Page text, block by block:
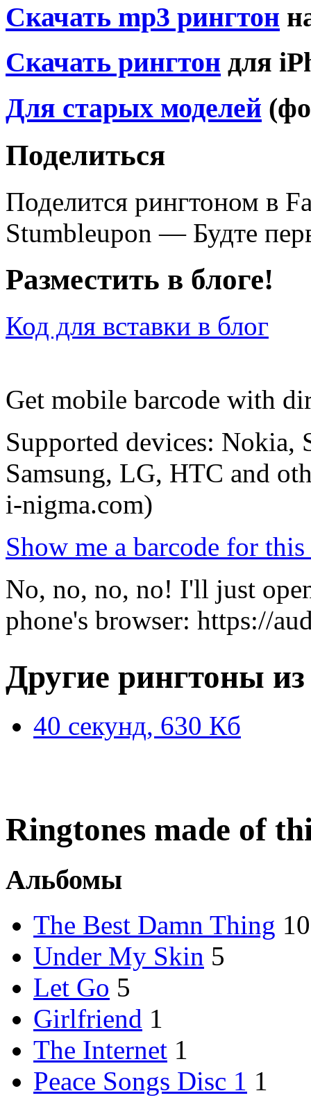
Скачать mp3 рингтон
Скачать рингтон для
Для старых моделей
Поделиться
Поделится рингтоном в
Stumbleupon — Будте
Разместить в блоге!
Код для вставки в блог
Get mobile barcode with
Supported devices: Nokia,
Samsung, LG, HTC and
i-nigma.com)
Show me a barcode for
No, no, no, no! I'll just
phone's browser: https://
Другие рингтоны из
40 секунд, 630 Кб
Ringtones made of
Альбомы
The Best Damn Thing 10
Under My Skin 5
Let Go 5
Girlfriend 1
The Internet 1
Peace Songs Disc 1 1